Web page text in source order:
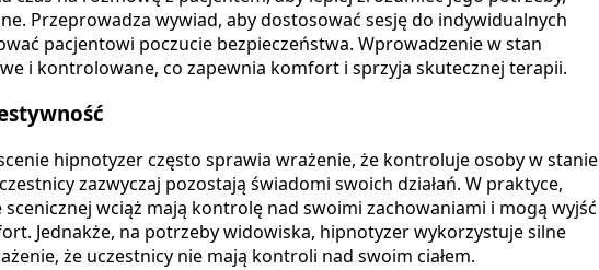
Przeprowadza wywiad, aby dostosować sesję do indywidualnych
pacjentowi poczucie bezpieczeństwa. Wprowadzenie w stan
i kontrolowane, co zapewnia komfort i sprzyja skutecznej terapii.
hipnotyzer często sprawia wrażenie, że kontroluje osoby w stanie
zazwyczaj pozostają świadomi swoich działań. W praktyce,
wciąż mają kontrolę nad swoimi zachowaniami i mogą wyjść
Jednakże, na potrzeby widowiska, hipnotyzer wykorzystuje silne
że uczestnicy nie mają kontroli nad swoim ciałem.